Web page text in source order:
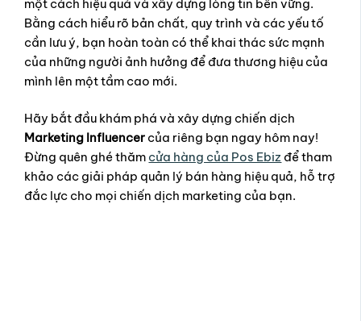
một cách hiệu quả và xây dựng lòng tin bền vững.
Bằng cách hiểu rõ bản chất, quy trình và các yếu tố
cần lưu ý, bạn hoàn toàn có thể khai thác sức mạnh
của những người ảnh hưởng để đưa thương hiệu của
mình lên một tầm cao mới.
Hãy bắt đầu khám phá và xây dựng chiến dịch
Marketing Influencer của riêng bạn ngay hôm nay!
Đừng quên ghé thăm cửa hàng của Pos Ebiz để tham
khảo các giải pháp quản lý bán hàng hiệu quả, hỗ trợ
đắc lực cho mọi chiến dịch marketing của bạn.